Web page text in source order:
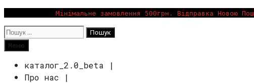
до
вмісту
Мінімальне замовлення 500грн. Відправка Новою
Пошук:
Пошук
Меню
каталог_2.0_beta |
Про нас |